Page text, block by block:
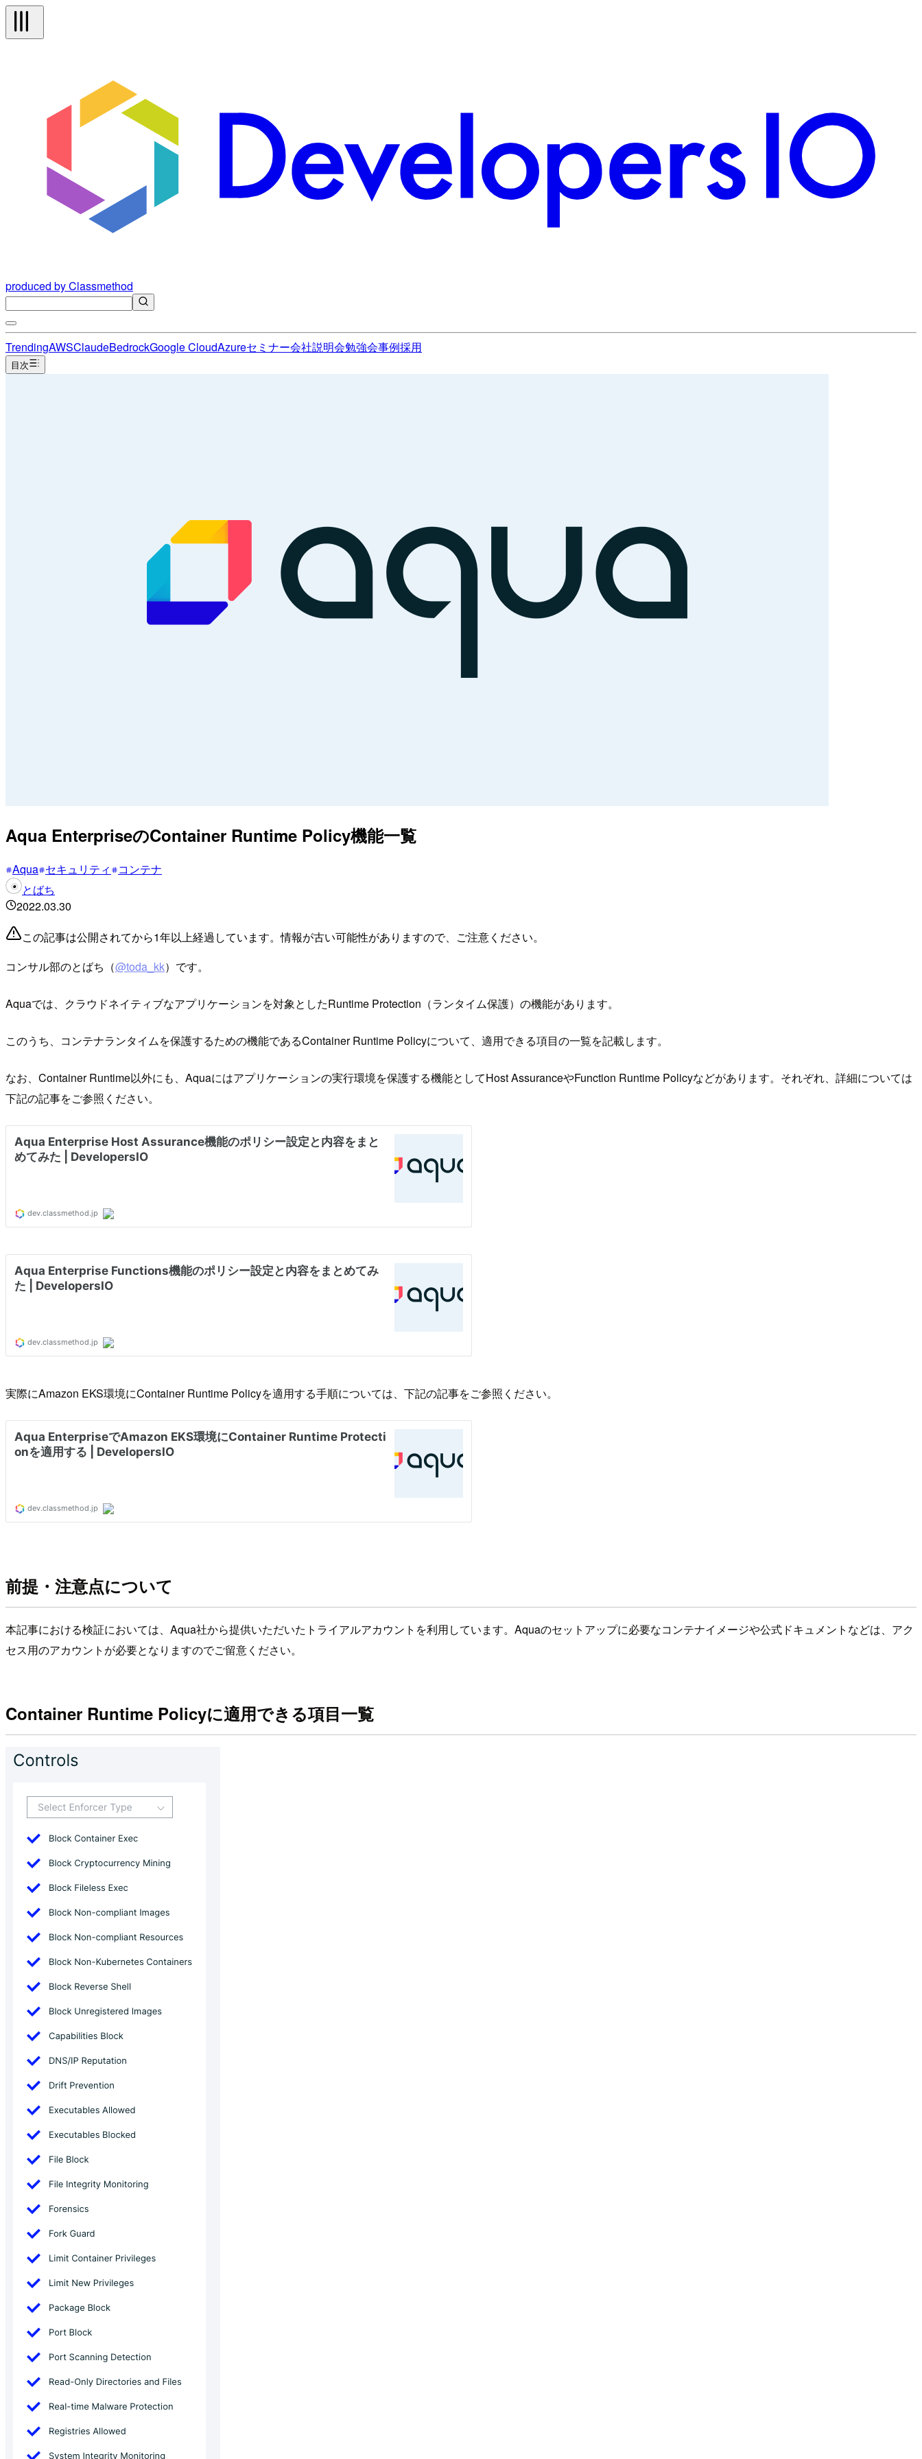
produced by Classmethod
TrendingAWSClaudeBedrockGoogle CloudAzureセミナー会社説明会勉強会事例採用
目次
Aqua EnterpriseのContainer Runtime Policy機能一覧
Aqua セキュリティ
コンテナ
とばち
2022.03.30
この記事は公開されてから1年以上経過しています。情報が古い可能性がありますので、ご注意ください。
コンサル部のとばち（@toda_kk）です。
Aquaでは、クラウドネイティブなアプリケーションを対象としたRuntime Protection（ランタイム保護）の機能があります。
このうち、コンテナランタイムを保護するための機能であるContainer Runtime Policyについて、適用できる項目の一覧を記載します。
なお、Container Runtime以外にも、Aquaにはアプリケーションの実行環境を保護する機能としてHost AssuranceやFunction Runtime Policyなどがあります。それぞれ、詳細については
下記の記事をご参照ください。
実際にAmazon EKS環境にContainer Runtime Policyを適用する手順については、下記の記事をご参照ください。
前提・注意点について
本記事における検証においては、Aqua社から提供いただいたトライアルアカウントを利用しています。Aquaのセットアップに必要なコンテナイメージや公式ドキュメントなどは、アク
セス用のアカウントが必要となりますのでご留意ください。
Container Runtime Policyに適用できる項目一覧